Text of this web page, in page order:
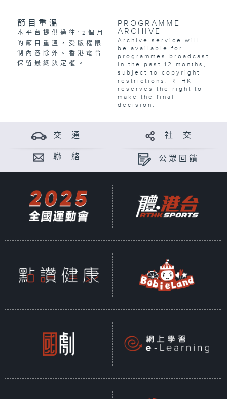
節目重溫
本平台提供過往12個月
的節目重溫，受版權限
制內容除外。香港電台
保留最終決定權。
PROGRAMME
ARCHIVE
Archive service will
be available for
programmes broadcast
in the past 12 months,
subject to copyright
restrictions. RTHK
reserves the right to
make the final
decision.
交 通 社 交
聯 絡 公眾回饋